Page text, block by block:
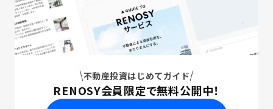
不動産投資はじめてガイド
RENOSY会員限定で無料公開中！